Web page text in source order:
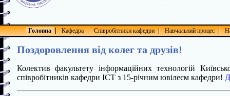
Головна Кафедра Співробітники кафедри Навчальний процес
Поздоровлення від колег та друзів!
Колектив факультету інформаційних технологій
співробітників кафедри ІСТ з 15-річним ювілеєм кафедри!